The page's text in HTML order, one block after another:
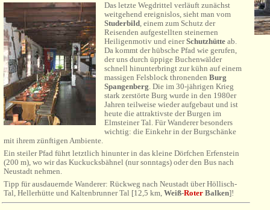
Das letzte Wegdrittel verläuft zunächst
weitgehend ereignislos, sieht man vom
Studerbild, einem zum Schutz der
Reisenden aufgestellten steinernen
Heiligenmotiv und einerSchutzhütte ab.
Da kommt der hübsche Pfad wie gerufen,
der uns durch üppige Buchenwälder
schnell hinunterbringt zur kühn auf einem
massigen Felsblock thronenden Burg
Spangenberg. Die im 30-jährigen Krieg
stark zerstörte Burg wurde in den 1980er
Jahren teilweise wieder aufgebaut und ist
heute die attraktivste der Burgen im
Elmsteiner Tal. Für Wanderer besonders
wichtig: die Einkehr in der Burgschänke
mit ihrem zünftigen Ambiente.
Ein steiler Pfad führt letztlich hinunter in das kleine Dörfchen Erfenstein
(200 m), wo wir das Kuckucksbähnel (nur sonntags) oder den Bus nach
Neustadt nehmen.
Tipp für ausdauernde Wanderer: Rückweg nach Neustadt über Höllisch-
Tal, Hellerhütte und Kaltenbrunner Tal [12,5 km, Weiß-Roter Balken]!